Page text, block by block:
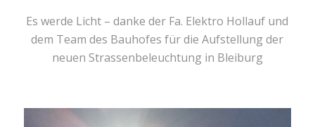
Es werde Licht – danke der Fa. Elektro Hollauf und
dem Team des Bauhofes für die Aufstellung der
neuen Strassenbeleuchtung in Bleiburg